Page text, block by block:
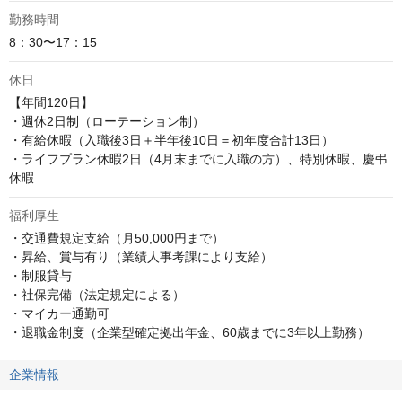
勤務時間
8：30〜17：15
休日
【年間120日】
・週休2日制（ローテーション制）
・有給休暇（入職後3日＋半年後10日＝初年度合計13日）
・ライフプラン休暇2日（4月末までに入職の方）、特別休暇、慶弔
休暇
福利厚生
・交通費規定支給（月50,000円まで）
・昇給、賞与有り（業績人事考課により支給）
・制服貸与
・社保完備（法定規定による）
・マイカー通勤可
・退職金制度（企業型確定拠出年金、60歳までに3年以上勤務）
企業情報